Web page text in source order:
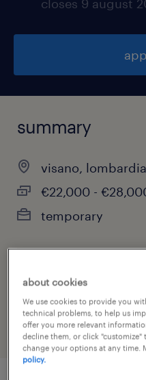
closes 9 august
summary
visano, lombardia
€22,000 -
temporary
job category
other
about cookies
We use cookies to provide you
technical problems, to help us
offer you more relevant
decline them, or click "customize"
change your options at any time.
policy.